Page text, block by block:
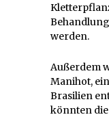
werden.
Außerdem
Manihot,
Brasilien
könnten